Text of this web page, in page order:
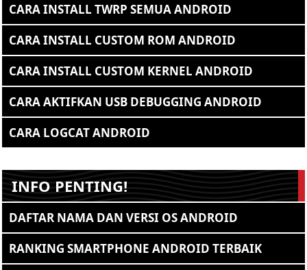
CARA INSTALL TWRP SEMUA ANDROID
CARA INSTALL CUSTOM ROM ANDROID
CARA INSTALL CUSTOM KERNEL ANDROID
CARA AKTIFKAN USB DEBUGGING ANDROID
CARA LOGCAT ANDROID
INFO PENTING!
DAFTAR NAMA DAN VERSI OS ANDROID
RANKING SMARTPHONE ANDROID TERBAIK